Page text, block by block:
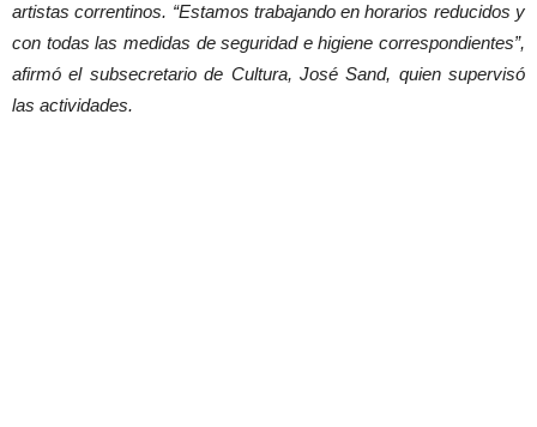
artistas correntinos. “Estamos trabajando en horarios reducidos y
con todas las medidas de seguridad e higiene correspondientes”,
afirmó el subsecretario de Cultura, José Sand, quien supervisó
las actividades.